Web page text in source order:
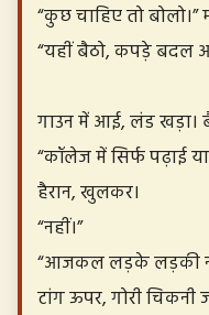
“कुछ चाहिए तो
“यहीं बैठो, कपड़े बदल
गाउन में आई, लंड खड़ा।
“कॉलेज में सिर्फ पढ़ाई
हैरान, खुलकर।
“नहीं।”
“आजकल लड़के लड़की न
टांग ऊपर, गोरी चिकनी